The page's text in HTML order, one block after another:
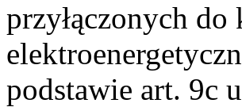
przyłączonych
podstawie art. 9c